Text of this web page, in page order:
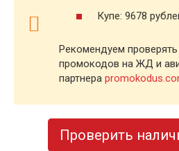
Купе: 9678
Рекомендуем
промокодов на ЖД и
партнера
Проверить